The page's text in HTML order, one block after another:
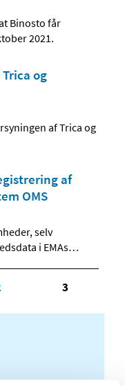
Binosto får
2021.
og
af Trica og
af
OMS
selv
i EMAs…
3